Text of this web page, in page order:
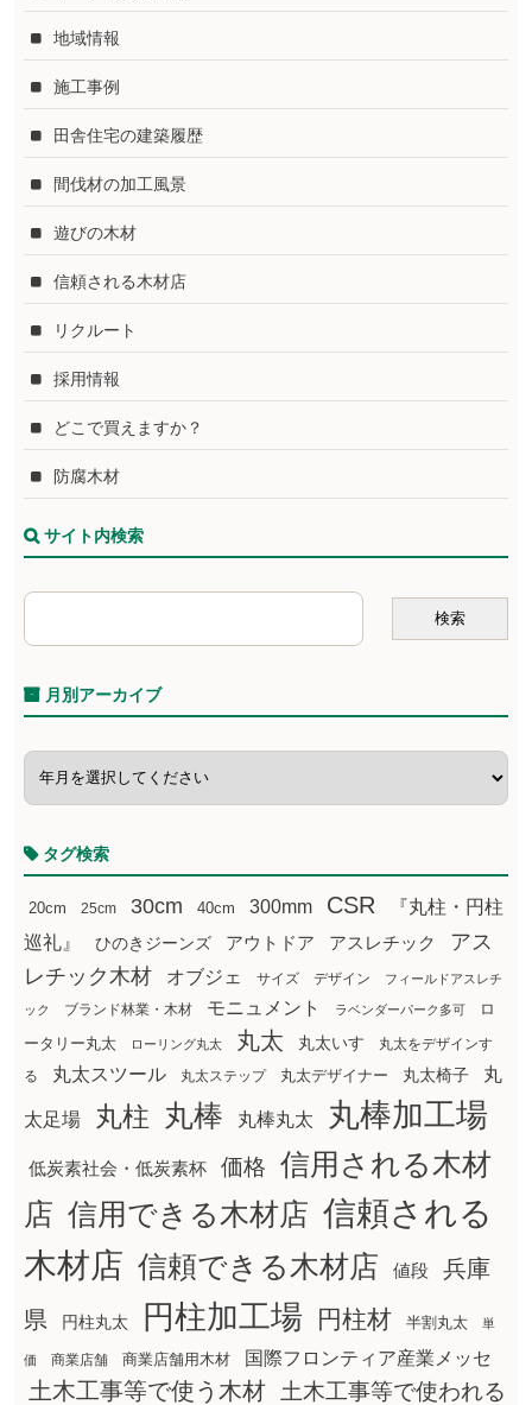
地域情報
施工事例
田舎住宅の建築履歴
間伐材の加工風景
遊びの木材
信頼される木材店
リクルート
採用情報
どこで買えますか？
防腐木材
サイト内検索
月別アーカイブ
タグ検索
20cm 25cm 30cm 40cm 300mm CSR
『丸柱・円柱
巡礼』
ひのきジーンズ アウトドア アスレチック
アス
レチック木材
オブジェ サイズ デザイン フィールドアスレチ
ック ブランド林業・木材 モニュメント ラベンダーパーク多可
ロ
ータリー丸太
ローリング丸太 丸太 丸太いす
丸太をデザインす
る
丸太スツール 丸太ステップ 丸太デザイナー 丸太椅子 丸
太足場 丸柱 丸棒 丸棒丸太 丸棒加工場
低炭素社会・低炭素杯 価格
信用される木材
店 信用できる木材店 信頼される
木材店 信頼できる木材店 値段
兵庫
県
円柱丸太 円柱加工場 円柱材 半割丸太 単
価 商業店舗 商業店舗用木材 国際フロンティア産業メッセ
土木工事等で使う木材
土木工事等で使われる